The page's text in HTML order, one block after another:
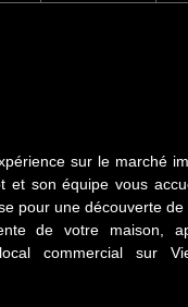
sur le marché
et son équipe vous
pour une découverte
de votre maison,
commercial sur
respect